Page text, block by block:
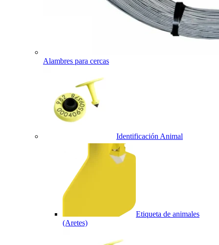
Alambres para cercas
Identificación Animal
Etiqueta de animales
(Aretes)